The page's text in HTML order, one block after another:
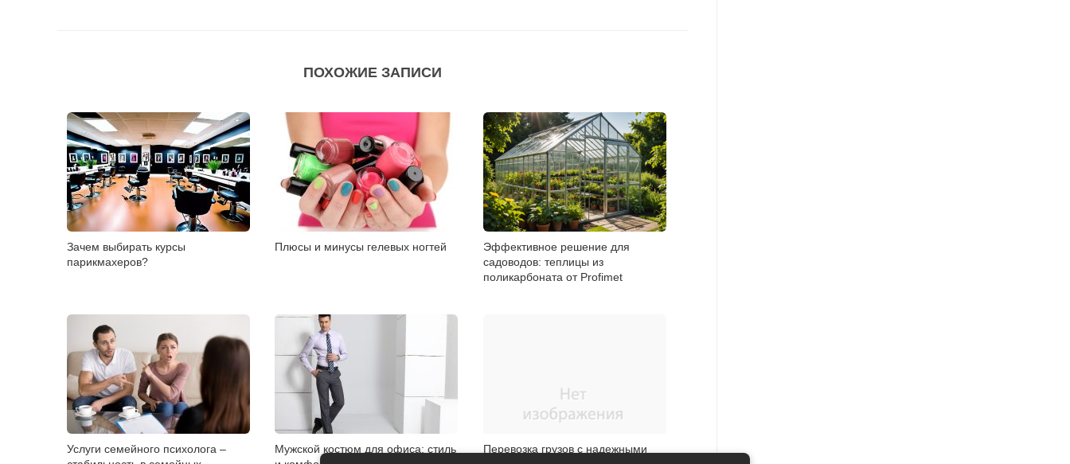
ПОХОЖИЕ ЗАПИСИ
Зачем выбирать курсы
парикмахеров?
Плюсы и минусы гелевых ногтей
Эффективное решение для
садоводов: теплицы из
поликарбоната от Profimet
Услуги семейного психолога –
Мужской костюм для офиса: стиль
Перевозка грузов с надежными